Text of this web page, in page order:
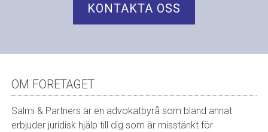
KONTAKTA OSS
OM FÖRETAGET
Salmi & Partners är en advokatbyrå som bland annat
erbjuder juridisk hjälp till dig som är misstänkt för